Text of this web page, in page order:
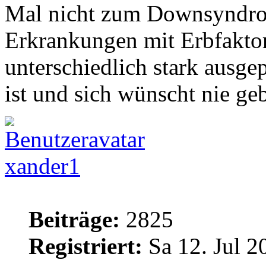
Mal nicht zum
Erkrankungen mit
unterschiedlich stark
ist und sich wünscht nie
xander1
Beiträge: 2825
Registriert: Sa 12. Jul